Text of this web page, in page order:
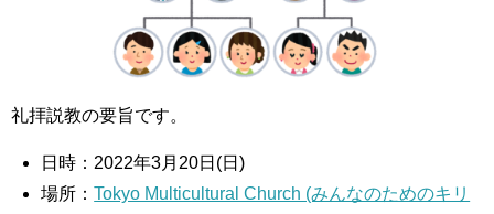
礼拝説教の要旨です。
日時：2022年3月20日(日)
場所：Tokyo Multicultural Church (みんなのためのキリ